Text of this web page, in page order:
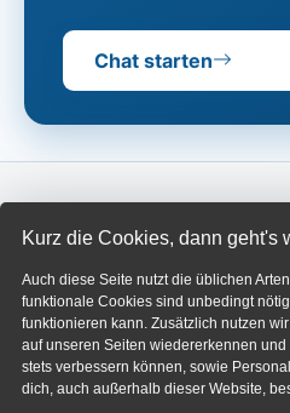
Kurz die Cookies, dann geht's
Auch diese Seite nutzt die üblichen
funktionale Cookies sind unbedingt
funktionieren kann. Zusätzlich nutzen
auf unseren Seiten wiedererkennen
stets verbessern können, sowie
dich, auch außerhalb dieser Website,
Chat starten
THEMEWARE®
Über ThemeWare®
Wissensdatenbank
Shopware 5 (Archiv)